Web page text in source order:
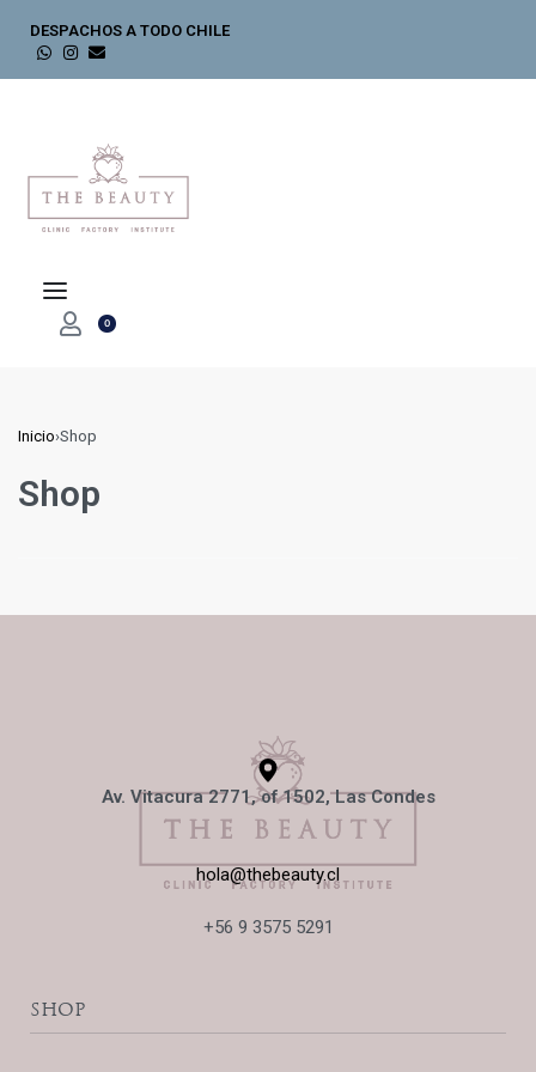
DESPACHOS A TODO CHILE
0
Inicio›Shop
Shop
Av. Vitacura 2771, of 1502, Las Condes
hola@thebeauty.cl
+56 9 3575 5291
SHOP